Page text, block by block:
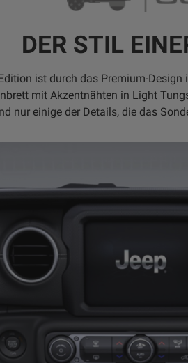
DER STIL
ist durch das Premium-Design
mit Akzentnähten in Light
nur einige der Details, die das